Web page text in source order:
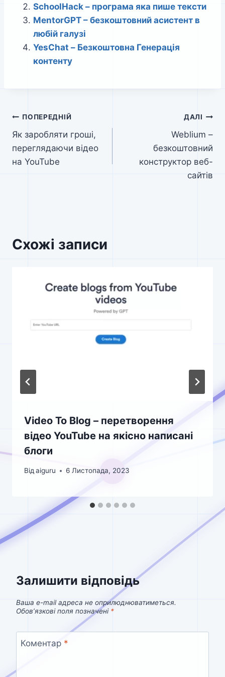
SchoolHack – програма яка пише тексти
MentorGPT – безкоштовний асистент в
любій галузі
YesChat – Безкоштовна Генерація
контенту
Навігація
записів
ПОПЕРЕДНІЙ
Як заробляти гроші,
переглядаючи відео
на YouTube
ДАЛІ
Weblium –
безкоштовний
конструктор веб-
сайтів
Схожі записи
Video To Blog – перетворення
відео YouTube на якісно написані
блоги
Від aiguru 6 Листопада, 2023
Залишити відповідь
Ваша e-mail адреса не оприлюднюватиметься.
Обов’язкові поля позначені *
Коментар *